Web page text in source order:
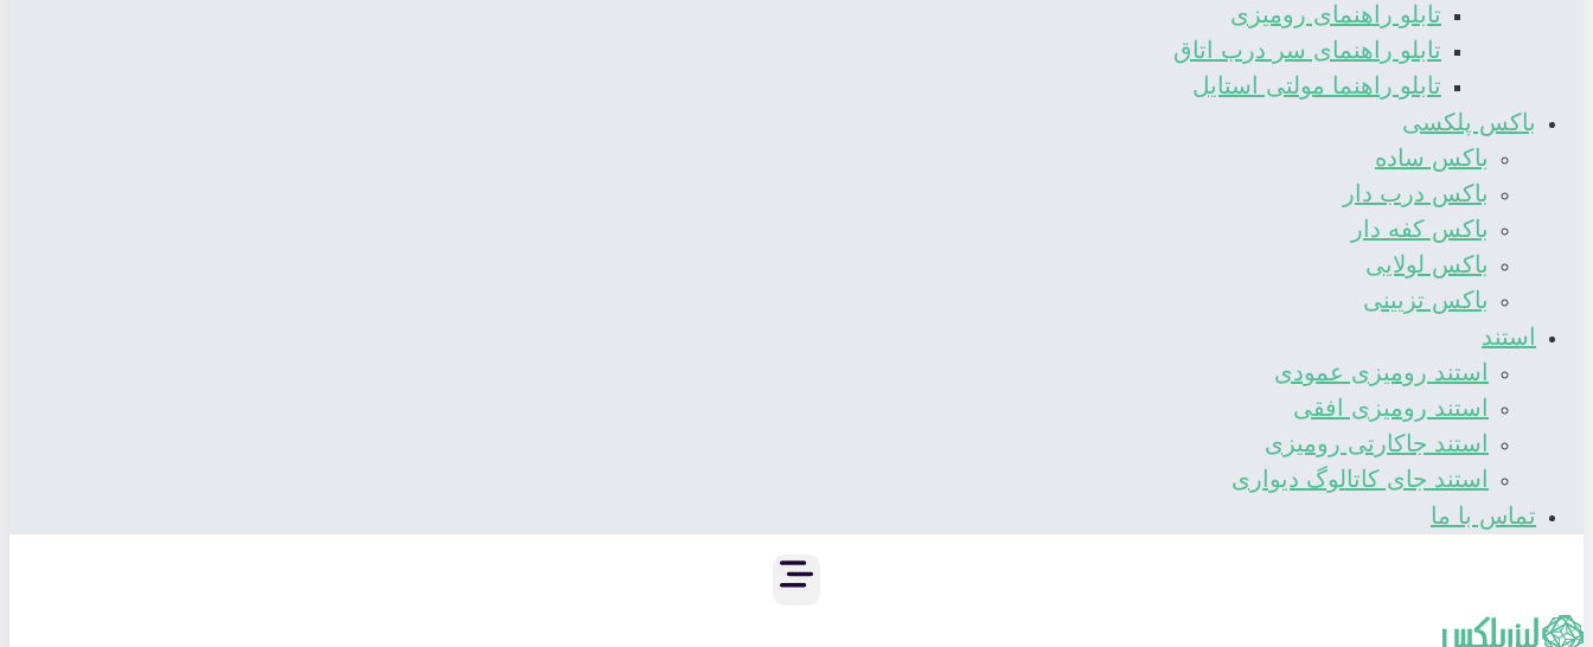
تابلو راهنمای رومیزی
تابلو راهنمای سر درب اتاق
تابلو راهنما مولتی استایل
باکس پلکسی
باکس ساده
باکس درب دار
باکس کفه دار
باکس لولایی
باکس تزیینی
استند
استند رومیزی عمودی
استند رومیزی افقی
استند جاکارتی رومیزی
استند جای کاتالوگ دیواری
تماس با ما